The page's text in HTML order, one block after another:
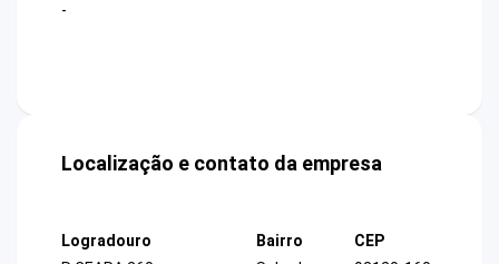
-
Localização e contato da empresa
Logradouro
Bairro
CEP